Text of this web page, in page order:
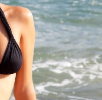
Momente | Bunte